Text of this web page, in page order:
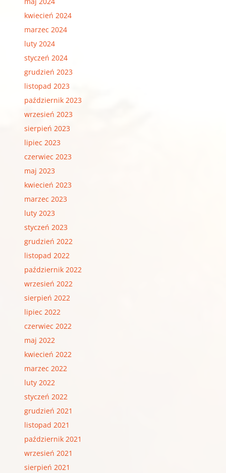
kwiecień 2024
marzec 2024
luty 2024
styczeń 2024
grudzień 2023
listopad 2023
październik 2023
wrzesień 2023
sierpień 2023
lipiec 2023
czerwiec 2023
maj 2023
kwiecień 2023
marzec 2023
luty 2023
styczeń 2023
grudzień 2022
listopad 2022
październik 2022
wrzesień 2022
sierpień 2022
lipiec 2022
czerwiec 2022
maj 2022
kwiecień 2022
marzec 2022
luty 2022
styczeń 2022
grudzień 2021
listopad 2021
październik 2021
wrzesień 2021
sierpień 2021